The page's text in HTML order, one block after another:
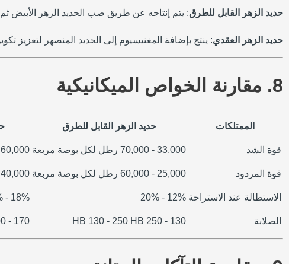
حديد الزهر القابل للطرق: يتم إنتاجه عن طريق صب الحديد الزهر الأبيض
حديد الزهر العقدي: ينتج بإضافة المغنيسيوم إلى الحديد المنصهر لتعزيز
8. مقارنة الخواص الميكانيكية
الممتلكات حديد الزهر القابل للطرق
قوة الشد 33,000 - 70,000 رطل لكل بوصة مربعة 60,000 - 120,000 رطل لكل بوصة مربعة
قوة المردود 25,000 - 60,000 رطل لكل بوصة مربعة 40,000 - 100,000 رطل لكل بوصة مربعة
الاستطالة عند الاستراحة 12% - 20%
18% - 25%
الصلابة 130 - 250 HB 130 - 250 HB
170 - 300 HB 170 - 300 HB